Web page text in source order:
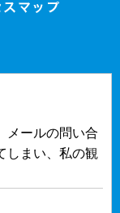
メールの問い合
しまい、私の観